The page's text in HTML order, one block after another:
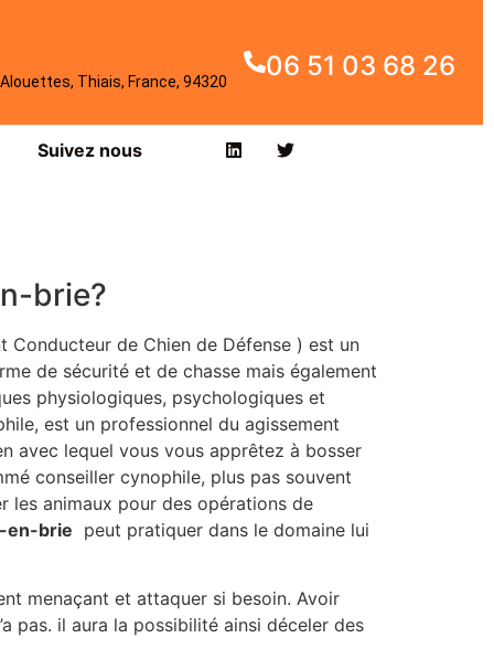
Thiais, France, 94320 06 51 03 68 26
Suivez nous
brie?
Conducteur de Chien de Défense ) est un
de sécurité et de chasse mais également
physiologiques, psychologiques et
est un professionnel du agissement
avec lequel vous vous apprêtez à bosser
conseiller cynophile, plus pas souvent
les animaux pour des opérations de
en-brie peut pratiquer dans le domaine lui
menaçant et attaquer si besoin. Avoir
pas. il aura la possibilité ainsi déceler des